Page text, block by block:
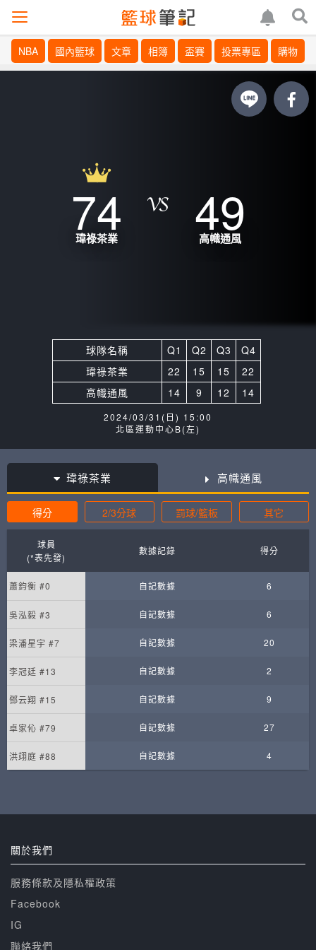
NBA 國內籃球 文章 相簿 盃賽 投票專區 購物
74
瑋祿茶業 49
高幟通風
球隊名稱 Q1 Q2 Q3
Q4
瑋祿茶業
22 15 15
22
高幟通風
14 9 12 14
2024/03/31(日) 15:00
北區運動中心B(左)
瑋祿茶業 高幟通風
得分 2/3分球 罰球/籃板 其它
球員
(*表先發)
數據記錄 得分
蕭鈞衡 #0 自記數據 6
吳泓毅 #3 自記數據 6
梁潘星宇 #7 自記數據 20
李冠廷 #13 自記數據 2
鄧云翔 #15 自記數據 9
卓家伈 #79 自記數據 27
洪翊庭 #88 自記數據 4
關於我們
服務條款及隱私權政策
Facebook
IG
聯絡我們